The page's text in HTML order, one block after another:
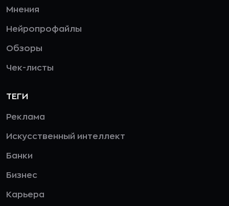
Мнения
Нейропрофайлы
Обзоры
Чек-листы
ТЕГИ
Реклама
Искусственный интеллект
Банки
Бизнес
Карьера